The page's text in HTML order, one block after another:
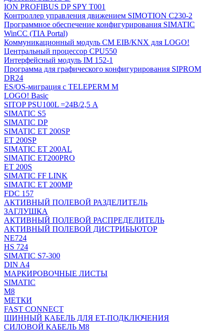
ION PROFIBUS DP SPY T001
Контроллер управления движением SIMOTION C230-2
Программное обеспечение конфигурирования SIMATIC
WinCC (TIA Portal)
Коммуникационный модуль CM EIB/KNX для LOGO!
Центральный процессор CPU550
Интерфейсный модуль IM 152-1
Программа для графического конфигурирования SIPROM
DR24
ES/OS-миграция с TELEPERM M
LOGO! Basic
SITOP PSU100L =24В/2,5 A
SIMATIC S5
SIMATIC DP
SIMATIC ET 200SP
ET 200SP
SIMATIC ET 200AL
SIMATIC ET200PRO
ET 200S
SIMATIC FF LINK
SIMATIC ET 200MP
FDC 157
АКТИВНЫЙ ПОЛЕВОЙ РАЗДЕЛИТЕЛЬ
ЗАГЛУШКА
АКТИВНЫЙ ПОЛЕВОЙ РАСПРЕДЕЛИТЕЛЬ
АКТИВНЫЙ ПОЛЕВОЙ ДИСТРИБЬЮТОР
NE724
HS 724
SIMATIC S7-300
DIN A4
МАРКИРОВОЧНЫЕ ЛИСТЫ
SIMATIC
M8
МЕТКИ
FAST CONNECT
ШИННЫЙ КАБЕЛЬ ДЛЯ ET-ПОДКЛЮЧЕНИЯ
СИЛОВОЙ КАБЕЛЬ M8